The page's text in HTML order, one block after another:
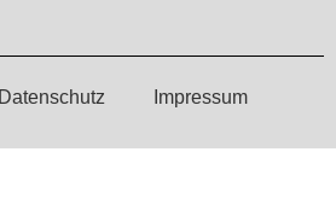
Datenschutz Impressum